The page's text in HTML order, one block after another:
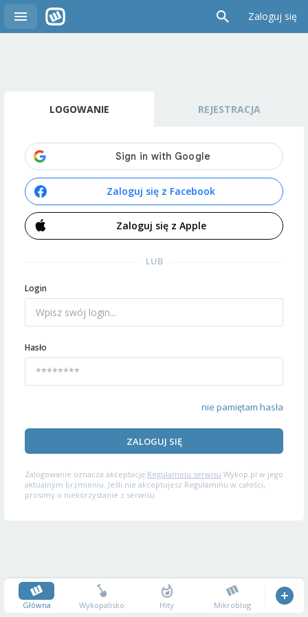
Zaloguj się
LOGOWANIE REJESTRACJA
Zaloguj się z Facebook
Zaloguj się z Apple
LUB
Login
Hasło
nie pamiętam hasła
ZALOGUJ SIĘ
Zalogowanie oznacza akceptację Regulaminu serwisu Wykop.pl w jego
aktualnym brzmieniu. Jeśli nie akceptujesz Regulaminu w całości,
prosimy o niekorzystanie z serwisu.
Główna Wykopalisko Hity Mikroblog